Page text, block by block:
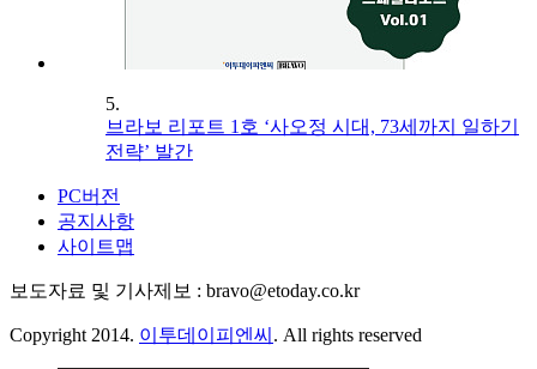
5.
브라보 리포트 1호 ‘사오정 시대, 73세까지 일하기
전략’ 발간
PC버전
공지사항
사이트맵
보도자료 및 기사제보 : bravo@etoday.co.kr
Copyright 2014. 이투데이피엔씨 . All rights reserved